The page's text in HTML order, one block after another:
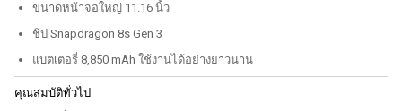
ขนาดหน้าจอใหญ่ 11.16 นิ้ว
ชิป Snapdragon 8s Gen 3
แบตเตอรี่ 8,850 mAh ใช้งานได้อย่างยาวนาน
คุณสมบัติทั่วไป